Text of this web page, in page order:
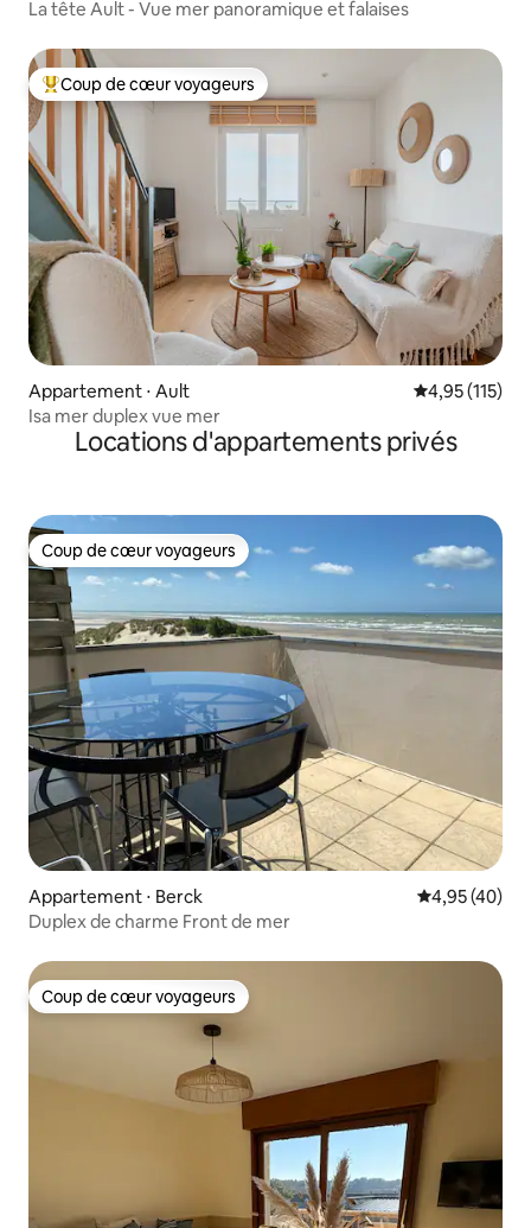
La tête Ault - Vue mer panoramique et falaises
Coups de cœur voyageurs les plus appréciés
Coup de cœur voyageurs
Appartement ⋅ Ault Évaluation
4,95 (115)
Isa mer duplex vue mer
Locations d'appartements privés
Coup de cœur voyageurs
Coup de cœur voyageurs
Appartement ⋅ Berck Évaluation
4,95 (40)
Duplex de charme Front de mer
Coup de cœur voyageurs
Coup de cœur voyageurs